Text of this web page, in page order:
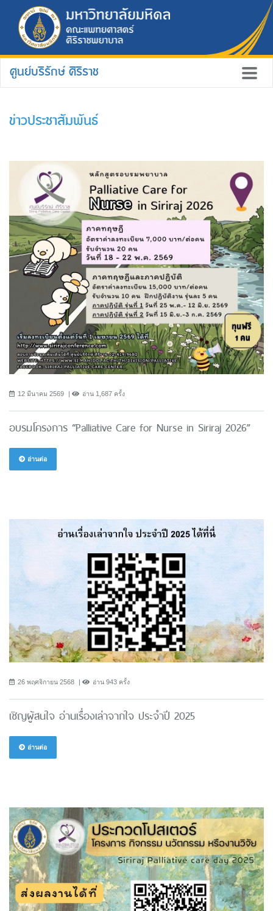
ศูนย์บริรักษ์ ศิริราช
ข่าวประชาสัมพันธ์
12 มีนาคม 2569 อ่าน 1,687 ครั้ง
อบรมโครงการ “Palliative Care for Nurse in Siriraj 2026”
อ่านต่อ
26 พฤศจิกายน 2568 อ่าน 943 ครั้ง
เชิญผู้สนใจ อ่านเรื่องเล่าจากใจ ประจำปี 2025
อ่านต่อ